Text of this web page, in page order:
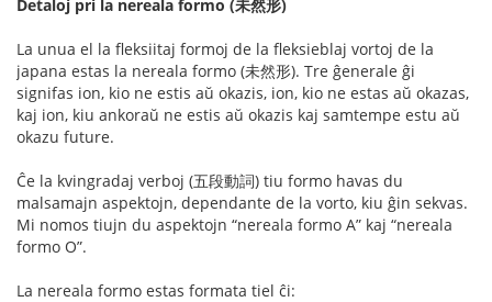
Detaloj pri la nereala formo (未然形)
La unua el la fleksiitaj formoj de la fleksieblaj vortoj de la
japana estas la nereala formo (未然形). Tre ĝenerale ĝi
signifas ion, kio ne estis aŭ okazis, ion, kio ne estas aŭ okazas,
kaj ion, kiu ankoraŭ ne estis aŭ okazis kaj samtempe estu aŭ
okazu future.
Ĉe la kvingradaj verboj (五段動詞) tiu formo havas du
malsamajn aspektojn, dependante de la vorto, kiu ĝin sekvas.
Mi nomos tiujn du aspektojn “nereala formo A” kaj “nereala
formo O”.
La nereala formo estas formata tiel ĉi: